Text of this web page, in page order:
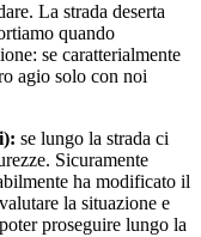
La strada deserta
quando
se caratterialmente
agio solo con noi
se lungo la strada ci
Sicuramente
ha modificato il
la situazione e
proseguire lungo la